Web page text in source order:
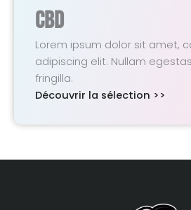
CBD
Lorem ipsum dolor sit amet,
adipiscing elit. Nullam
fringilla.
Découvrir la sélection >>